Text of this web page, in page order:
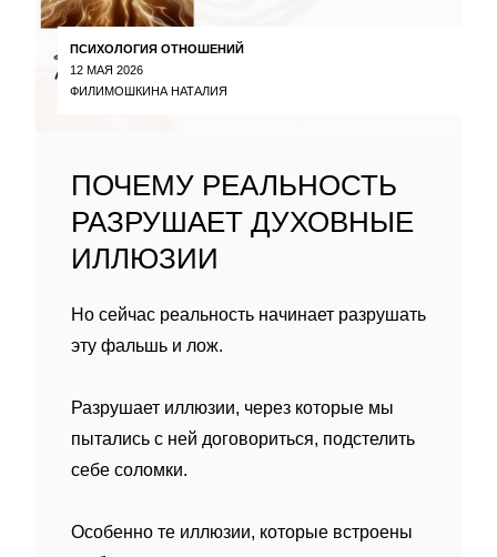
ПСИХОЛОГИЯ ОТНОШЕНИЙ
12 МАЯ 2026
ФИЛИМОШКИНА НАТАЛИЯ
ПОЧЕМУ РЕАЛЬНОСТЬ
РАЗРУШАЕТ ДУХОВНЫЕ
ИЛЛЮЗИИ
Но сейчас реальность начинает разрушать
эту фальшь и лож.
Разрушает иллюзии, через которые мы
пытались с ней договориться, подстелить
себе соломки.
Особенно те иллюзии, которые встроены